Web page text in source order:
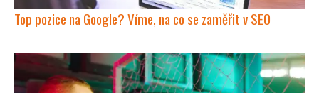
Top pozice na Google? Víme, na co se zaměřit v SEO